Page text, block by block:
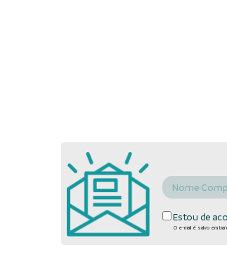
Estou de
O e-mail é salvo em